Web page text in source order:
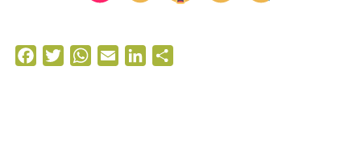
FacebookTwitterWhatsApp
Email LinkedIn